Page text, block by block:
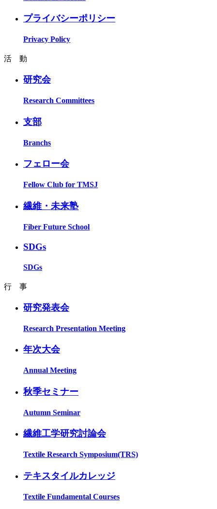
プライバシーポリシー
Privacy Policy
活 動
研究会
Research Committees
支部
Branchs
フェロー会
Fellow Club for TMSJ
繊維・未来塾
Fiber Future School
SDGs
SDGs
行 事
研究発表会
Research Presentation Meeting
年次大会
Annual Meeting
秋季セミナー
Autumn Seminar
繊維工学研究討論会
Textile Research Symposium(TRS)
テキスタイルカレッジ
Textile Fundamental Courses